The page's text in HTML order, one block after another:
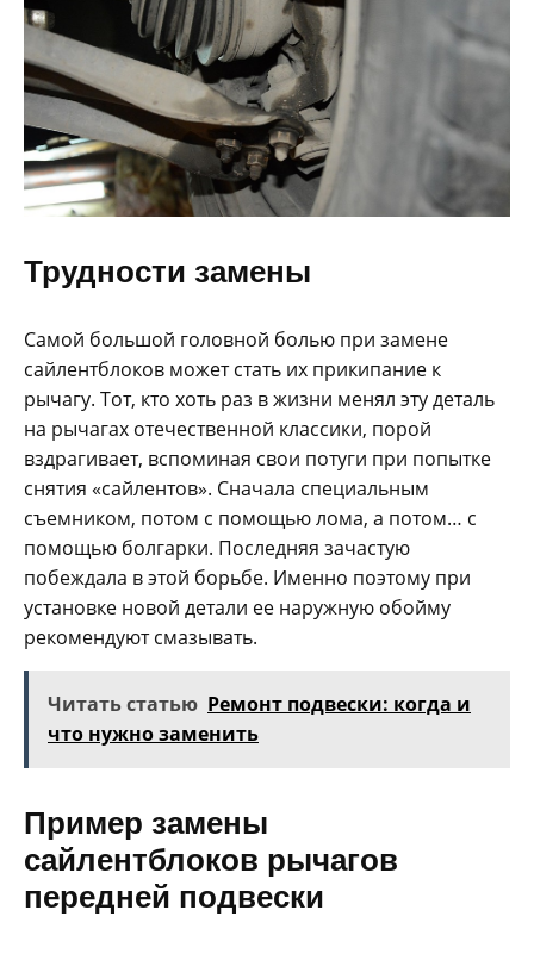
Трудности замены
Самой большой головной болью при замене
сайлентблоков может стать их прикипание к
рычагу. Тот, кто хоть раз в жизни менял эту деталь
на рычагах отечественной классики, порой
вздрагивает, вспоминая свои потуги при попытке
снятия «сайлентов». Сначала специальным
съемником, потом с помощью лома, а потом… с
помощью болгарки. Последняя зачастую
побеждала в этой борьбе. Именно поэтому при
установке новой детали ее наружную обойму
рекомендуют смазывать.
Читать статью Ремонт подвески: когда и
что нужно заменить
Пример замены
сайлентблоков рычагов
передней подвески